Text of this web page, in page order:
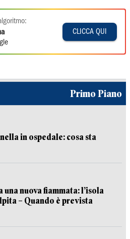
CLICCA QUI
Primo Piano
in ospedale: cosa sta
nuova fiammata: l’isola
– Quando è prevista